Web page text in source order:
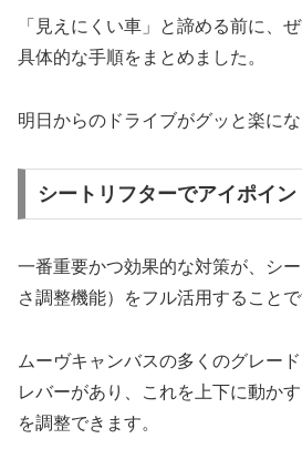
「見えにくい車」と諦める前に、
具体的な手順をまとめました。
明日からのドライブがグッと楽にな
シートリフターでアイポイ
一番重要かつ効果的な対策が、シ
さ調整機能）をフル活用することで
ムーヴキャンバスの多くのグレー
レバーがあり、これを上下に動か
を調整できます。